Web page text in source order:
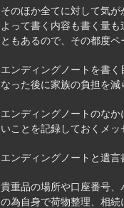
そのほか全てに対して気
よって書く内容も書く量
ともあるので、その都度
エンディングノートを書
なった後に家族の負担を減
エンディングノートのな
いことを記録しておくメッ
エンディングノートと遺
貴重品の場所や口座番号
の為自身で荷物整理、相続